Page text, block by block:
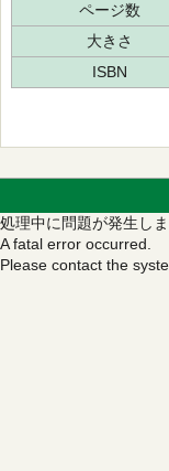
ページ数
大きさ
ISBN
処理中に問題が発生し
A fatal error occurred.
Please contact the